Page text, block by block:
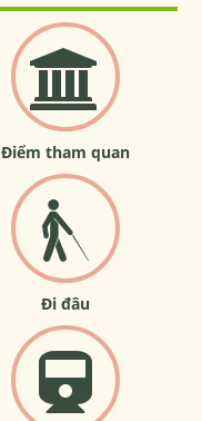
Điểm tham quan
Đi đâu